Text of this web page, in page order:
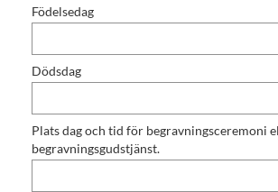
Födelsedag
Dödsdag
Plats dag och tid för begravningsceremoni
begravningsgudstjänst.